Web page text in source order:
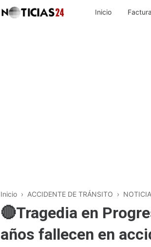
Inicio
Inicio › ACCIDENTE DE TRÁNSITO ›
🔴Tragedia en
años fallecen en